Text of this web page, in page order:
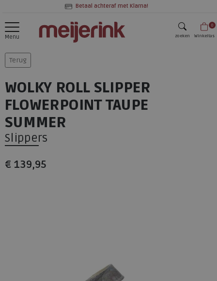
Betaal achteraf met Klarna!
Menu zoeken
0
Winkeltas
Terug
WOLKY ROLL SLIPPER
FLOWERPOINT TAUPE
SUMMER
Slippers
€ 139,95